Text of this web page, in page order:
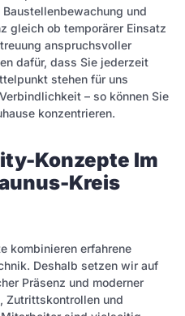
und
gleich ob temporärer Einsatz
anspruchsvoller
dafür, dass Sie jederzeit
stehen für uns
– so können Sie
konzentrieren.
Konzepte Im
Kreis
kombinieren erfahrene
Deshalb setzen wir auf
Präsenz und moderner
Zutrittskontrollen und